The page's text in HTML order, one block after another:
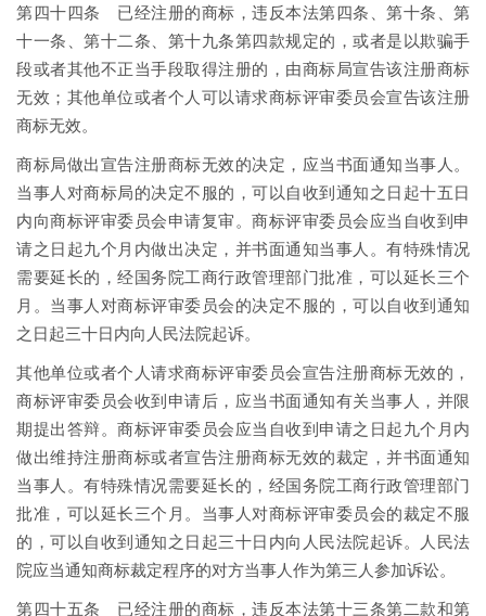
第四十四条 已经注册的商标，违反本法第四条、第十条、第
十一条、第十二条、第十九条第四款规定的，或者是以欺骗手
段或者其他不正当手段取得注册的，由商标局宣告该注册商标
无效；其他单位或者个人可以请求商标评审委员会宣告该注册
商标无效。
商标局做出宣告注册商标无效的决定，应当书面通知当事人。
当事人对商标局的决定不服的，可以自收到通知之日起十五日
内向商标评审委员会申请复审。商标评审委员会应当自收到申
请之日起九个月内做出决定，并书面通知当事人。有特殊情况
需要延长的，经国务院工商行政管理部门批准，可以延长三个
月。当事人对商标评审委员会的决定不服的，可以自收到通知
之日起三十日内向人民法院起诉。
其他单位或者个人请求商标评审委员会宣告注册商标无效的，
商标评审委员会收到申请后，应当书面通知有关当事人，并限
期提出答辩。商标评审委员会应当自收到申请之日起九个月内
做出维持注册商标或者宣告注册商标无效的裁定，并书面通知
当事人。有特殊情况需要延长的，经国务院工商行政管理部门
批准，可以延长三个月。当事人对商标评审委员会的裁定不服
的，可以自收到通知之日起三十日内向人民法院起诉。人民法
院应当通知商标裁定程序的对方当事人作为第三人参加诉讼。
第四十五条 已经注册的商标，违反本法第十三条第二款和第